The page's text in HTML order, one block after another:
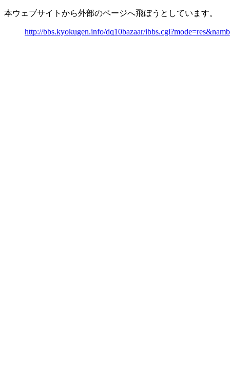
本ウェブサイトから外部のページへ飛ぼうとしています。
http://bbs.kyokugen.info/dq10bazaar/